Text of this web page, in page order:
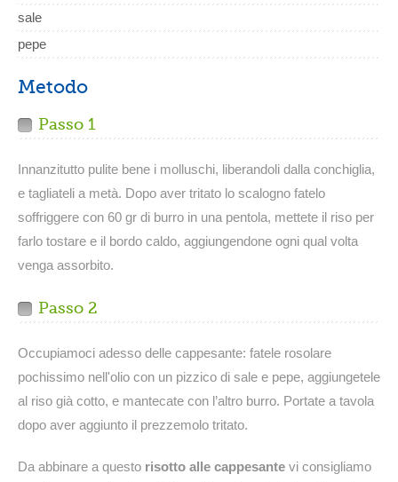
sale
pepe
Metodo
Passo 1
Innanzitutto pulite bene i molluschi, liberandoli dalla conchiglia,
e tagliateli a metà. Dopo aver tritato lo scalogno fatelo
soffriggere con 60 gr di burro in una pentola, mettete il riso per
farlo tostare e il bordo caldo, aggiungendone ogni qual volta
venga assorbito.
Passo 2
Occupiamoci adesso delle cappesante: fatele rosolare
pochissimo nell'olio con un pizzico di sale e pepe, aggiungetele
al riso già cotto, e mantecate con l’altro burro. Portate a tavola
dopo aver aggiunto il prezzemolo tritato.
Da abbinare a questo risotto alle cappesante vi consigliamo